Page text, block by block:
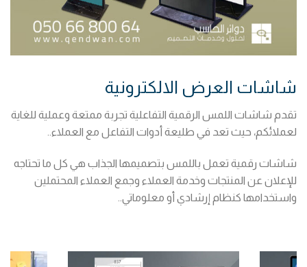
شاشات العرض الالكترونية
تقدم شاشات اللمس الرقمية التفاعلية تجربة ممتعة وعملية للغاية
لعملائكم، حيث تعد في طليعة أدوات التفاعل مع العملاء..
شاشات رقمية تعمل باللمس بتصميمها الجذاب هي كل ما تحتاجه
للإعلان عن المنتجات وخدمة العملاء وجمع العملاء المحتملين
واستخدامها كنظام إرشادي أو معلوماتي..